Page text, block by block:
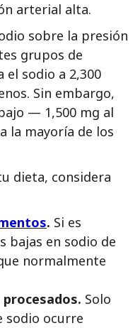
arterial alta.
sobre la presión
grupos de
el sodio a 2,300
Sin embargo,
— 1,500 mg al
la mayoría de los
dieta, considera
. Si es
bajas en sodio de
normalmente
Solo
sodio ocurre